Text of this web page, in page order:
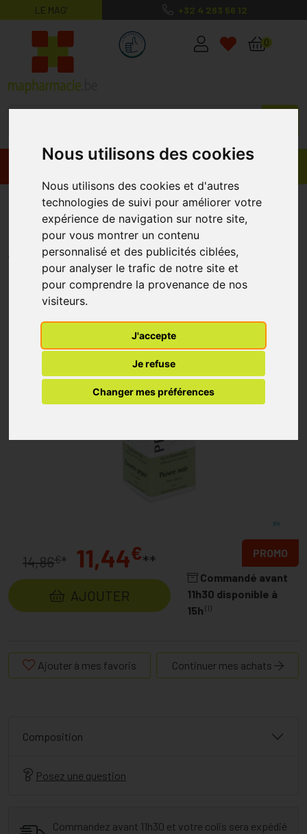
Nous utilisons des cookies
Nous utilisons des cookies et d'autres
technologies de suivi pour améliorer votre
expérience de navigation sur notre site,
pour vous montrer un contenu
personnalisé et des publicités ciblées,
pour analyser le trafic de notre site et
pour comprendre la provenance de nos
visiteurs.
J'accepte
Je refuse
Changer mes préférences
LE MAG’ +32 4 263 56 12
MaPharmacie.be ma santé, mes
0
Pranarom Poivre Noir 533 Huile
Essentielle 5 Ml
PRANAROM
%
14,86€* 11,44€**
AJOUTER
PROMO
Commandé avant
11h30 disponible à
15h (1)
Ajouter à mes favoris Continuer mes achats
Composition
Posez une question
Commandez avant 11h30 et votre colis sera expédié